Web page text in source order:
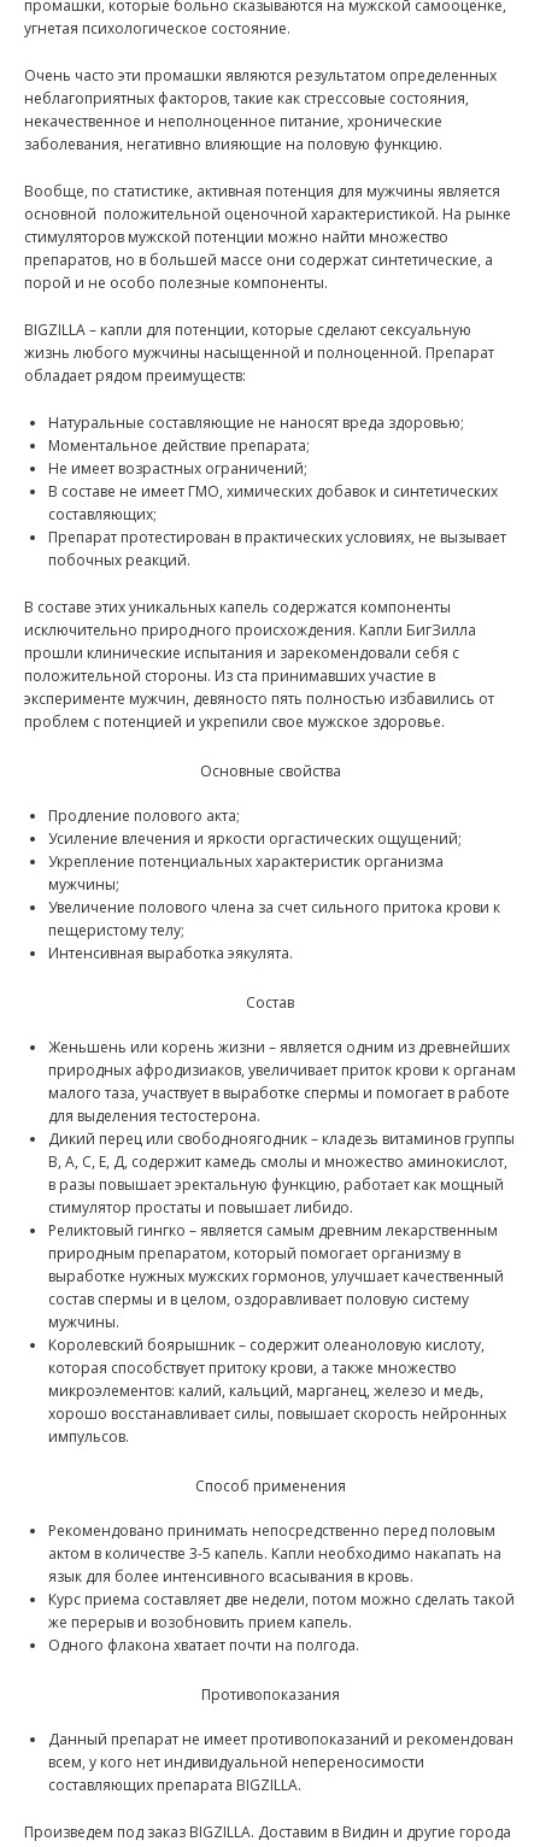
промашки, которые больно сказываются на мужской самооценке,
угнетая психологическое состояние.
Очень часто эти промашки являются результатом определенных
неблагоприятных факторов, такие как стрессовые состояния,
некачественное и неполноценное питание, хронические
заболевания, негативно влияющие на половую функцию.
Вообще, по статистике, активная потенция для мужчины является
основной положительной оценочной характеристикой. На рынке
стимуляторов мужской потенции можно найти множество
препаратов, но в большей массе они содержат синтетические, а
порой и не особо полезные компоненты.
BIGZILLA – капли для потенции, которые сделают сексуальную
жизнь любого мужчины насыщенной и полноценной. Препарат
обладает рядом преимуществ:
Натуральные составляющие не наносят вреда здоровью;
Моментальное действие препарата;
Не имеет возрастных ограничений;
В составе не имеет ГМО, химических добавок и синтетических
составляющих;
Препарат протестирован в практических условиях, не вызывает
побочных реакций.
В составе этих уникальных капель содержатся компоненты
исключительно природного происхождения. Капли БигЗилла
прошли клинические испытания и зарекомендовали себя с
положительной стороны. Из ста принимавших участие в
эксперименте мужчин, девяносто пять полностью избавились от
проблем с потенцией и укрепили свое мужское здоровье.
Основные свойства
Продление полового акта;
Усиление влечения и яркости оргастических ощущений;
Укрепление потенциальных характеристик организма
мужчины;
Увеличение полового члена за счет сильного притока крови к
пещеристому телу;
Интенсивная выработка эякулята.
Состав
Женьшень или корень жизни – является одним из древнейших
природных афродизиаков, увеличивает приток крови к органам
малого таза, участвует в выработке спермы и помогает в работе
для выделения тестостерона.
Дикий перец или свободноягодник – кладезь витаминов группы
В, А, С, Е, Д, содержит камедь смолы и множество аминокислот,
в разы повышает эректальную функцию, работает как мощный
стимулятор простаты и повышает либидо.
Реликтовый гингко – является самым древним лекарственным
природным препаратом, который помогает организму в
выработке нужных мужских гормонов, улучшает качественный
состав спермы и в целом, оздоравливает половую систему
мужчины.
Королевский боярышник – содержит олеаноловую кислоту,
которая способствует притоку крови, а также множество
микроэлементов: калий, кальций, марганец, железо и медь,
хорошо восстанавливает силы, повышает скорость нейронных
импульсов.
Способ применения
Рекомендовано принимать непосредственно перед половым
актом в количестве 3-5 капель. Капли необходимо накапать на
язык для более интенсивного всасывания в кровь.
Курс приема составляет две недели, потом можно сделать такой
же перерыв и возобновить прием капель.
Одного флакона хватает почти на полгода.
Противопоказания
Данный препарат не имеет противопоказаний и рекомендован
всем, у кого нет индивидуальной непереносимости
составляющих препарата BIGZILLA.
Произведем под заказ BIGZILLA. Доставим в Видин и другие города